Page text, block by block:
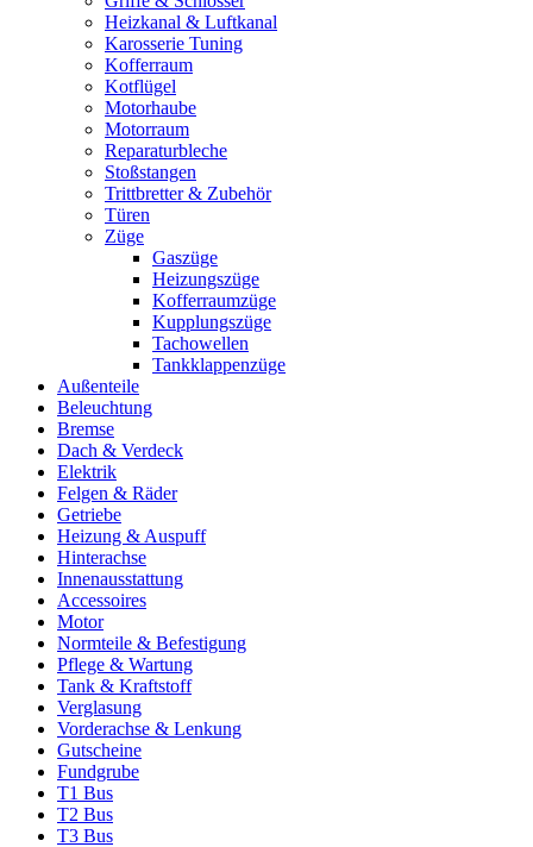
Heizkanal & Luftkanal
Karosserie Tuning
Kofferraum
Kotflügel
Motorhaube
Motorraum
Reparaturbleche
Stoßstangen
Trittbretter & Zubehör
Türen
Züge
Gaszüge
Heizungszüge
Kofferraumzüge
Kupplungszüge
Tachowellen
Tankklappenzüge
Außenteile
Beleuchtung
Bremse
Dach & Verdeck
Elektrik
Felgen & Räder
Getriebe
Heizung & Auspuff
Hinterachse
Innenausstattung
Accessoires
Motor
Normteile & Befestigung
Pflege & Wartung
Tank & Kraftstoff
Verglasung
Vorderachse & Lenkung
Gutscheine
Fundgrube
T1 Bus
T2 Bus
T3 Bus